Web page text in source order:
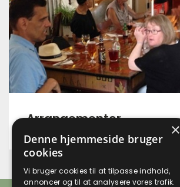
Arrangementer
×
Denne hjemmeside bruger
cookies
Vi bruger cookies til at tilpasse indhold,
annoncer og til at analysere vores trafik.